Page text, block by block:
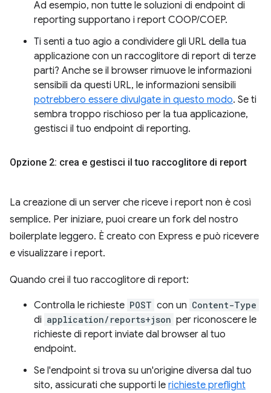
Ad esempio, non tutte le soluzioni di endpoint di
reporting supportano i report COOP/COEP.
Ti senti a tuo agio a condividere gli URL della tua
applicazione con un raccoglitore di report di terze
parti? Anche se il browser rimuove le informazioni
sensibili da questi URL, le informazioni sensibili
potrebbero essere divulgate in questo modo. Se ti
sembra troppo rischioso per la tua applicazione,
gestisci il tuo endpoint di reporting.
Opzione 2: crea e gestisci il tuo raccoglitore di report
La creazione di un server che riceve i report non è così
semplice. Per iniziare, puoi creare un fork del nostro
boilerplate leggero. È creato con Express e può ricevere
e visualizzare i report.
Quando crei il tuo raccoglitore di report:
Controlla le richieste POST con un Content-Type
di application/reports+json per riconoscere le
richieste di report inviate dal browser al tuo
endpoint.
Se l'endpoint si trova su un'origine diversa dal tuo
sito, assicurati che supporti le richieste preflight